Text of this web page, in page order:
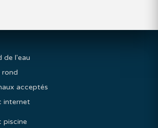
de l'eau
rond
acceptés
internet
piscine